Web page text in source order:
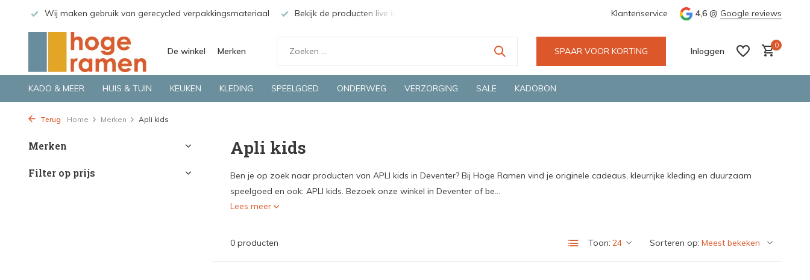
Wij maken gebruik van gerecycled verpakkingsmateriaal Bekijk de producten live in onze winkel in Deventer Groene en snelle bezorging door o.a. Fietskoerier en GLS. Wij
Klantenservice 4,6 @ Google reviews
De winkel Merken SPAAR VOOR KORTING Inloggen
0
KADO & MEER HUIS & TUIN KEUKEN KLEDING SPEELGOED ONDERWEG VERZORGING SALE KADOBON
Terug Home Merken Apli kids
Merken
Filter op prijs
Apli kids
Ben je op zoek naar producten van APLI kids in Deventer? Bij Hoge Ramen vind je originele cadeaus, kleurrijke kleding en duurzaam
speelgoed en ook: APLI kids. Bezoek onze winkel in Deventer of be...
Lees meer
0 producten Toon: Sorteren op: